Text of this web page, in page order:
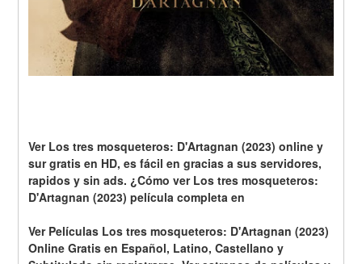
Ver Los tres mosqueteros: D'Artagnan (2023) online y
sur gratis en HD, es fácil en gracias a sus servidores,
rapidos y sin ads. ¿Cómo ver Los tres mosqueteros:
D'Artagnan (2023) película completa en
Ver Películas Los tres mosqueteros: D'Artagnan (2023)
Online Gratis en Español, Latino, Castellano y